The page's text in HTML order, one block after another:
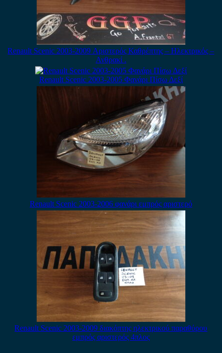
Renault Scenic 2003-2009 Αριστερός Καθρέπτης – Ηλεκτρικός –
Ανθρακί .
Renault Scenic 2003-2005 Φανάρι Πίσω Δεξί
Renault Scenic 2003-2006 φανάρι εμπρός αριστερό
Renault Scenic 2003-2009 διακόπτης ηλεκτρικού παραθύρου
εμπρός αριστερός 4πλος